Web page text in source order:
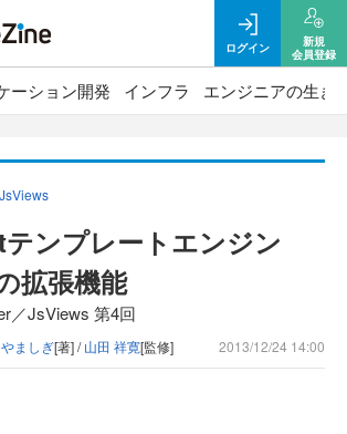
ログイン
新規
会員登録
ーション開発 インフラ エンジニアの生き
ンプレートエンジン
拡張機能
／JsViews 第4回
ましぎ[著] /山田 祥寛[監修] 2013/12/24 14:00